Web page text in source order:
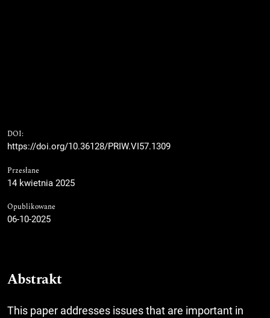
DOI:
https://doi.org/10.36128/PRIW.VI57.1309
Przesłane
14 kwietnia 2025
Opublikowane
06-10-2025
Abstrakt
This paper addresses issues that are important in